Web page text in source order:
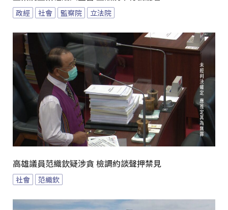
政經 社會 監察院 立法院
高雄議員范織欽疑涉貪 檢調約談聲押禁見
社會 范織欽